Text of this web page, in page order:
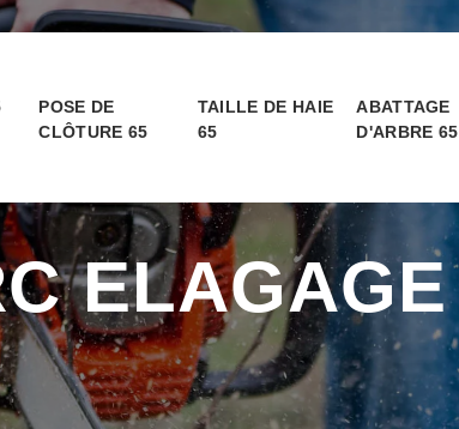
POSE DE
CLÔTURE 65
TAILLE DE HAIE
65
ABATTAGE
D'ARBRE 65
ELAGAGE